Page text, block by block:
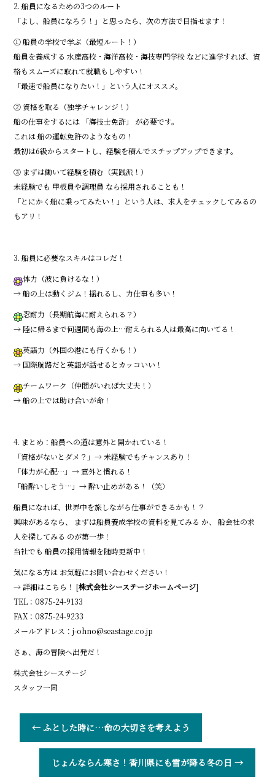
2. 船員になるための3つのルート
「よし、船員になろう！」と思ったら、次の方法で目指せます！
① 船員の学校で学ぶ（最短ルート！）
船員を養成する 水産高校・海洋高校・海技専門学校 などに進学すれば、資
格もスムーズに取れて就職もしやすい！
「最速で船員になりたい！」という人にオススメ。
② 資格を取る（独学チャレンジ！）
船の仕事をするには 「海技士免許」 が必要です。
これは 船の運転免許のようなもの！
最初は6級からスタートし、経験を積んでステップアップできます。
③ まずは働いて経験を積む（実践派！）
未経験でも 甲板員や調理員 なら採用されることも！
「とにかく船に乗ってみたい！」という人は、求人をチェックしてみるの
もアリ！
3. 船員に必要なスキルはコレだ！
体力（波に負けるな！）
→ 船の上は動くジム！揺れるし、力仕事も多い！
忍耐力（長期航海に耐えられる？）
→ 陸に帰るまで何週間も海の上…耐えられる人は最高に向いてる！
英語力（外国の港にも行くかも！）
→ 国際航路だと英語が話せるとカッコいい！
チームワーク（仲間がいれば大丈夫！）
→ 船の上では助け合いが命！
4. まとめ：船員への道は意外と開かれている！
「資格がないとダメ？」→ 未経験でもチャンスあり！
「体力が心配…」→ 意外と慣れる！
「船酔いしそう…」→ 酔い止めがある！（笑）
船員になれば、世界中を旅しながら仕事ができるかも！？
興味があるなら、 まずは船員養成学校の資料を見てみる か、 船会社の求
人を探してみる のが第一歩！
当社でも 船員の採用情報を随時更新中！
気になる方は お気軽にお問い合わせください！
→ 詳細はこちら！ [株式会社シーステージホームページ]
TEL：0875-24-9133
FAX：0875-24-9233
メールアドレス：j-ohno@seastage.co.jp
さぁ、海の冒険へ出発だ！
株式会社シーステージ
スタッフ一同
← ふとした時に…命の大切さを考えよう
じょんならん寒さ！香川県にも雪が降る冬の日 →